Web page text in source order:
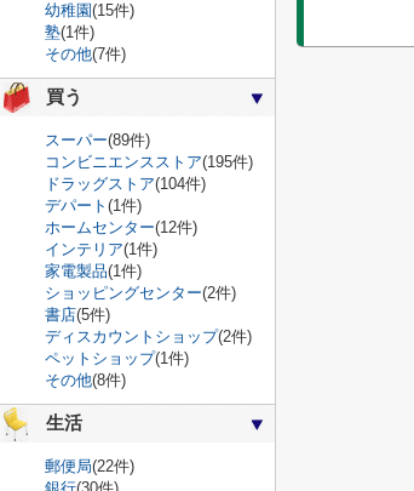
幼稚園(15件)
塾(1件)
その他(7件)
買う
スーパー(89件)
コンビニエンスストア(195件)
ドラッグストア(104件)
デパート (1件)
ホームセンター(12件)
インテリア(1件)
家電製品(1件)
ショッピングセンター(2件)
書店(5件)
ディスカウントショップ(2件)
ペットショップ(1件)
その他(8件)
生活
郵便局(22件)